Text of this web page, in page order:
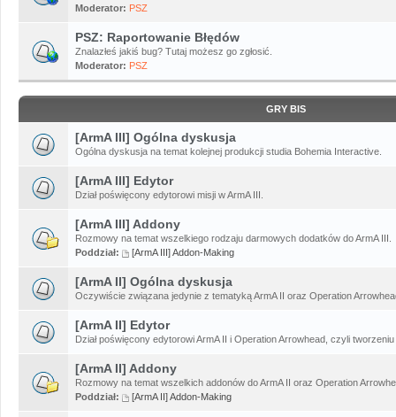
Moderator: PSZ
PSZ: Raportowanie Błędów
Znalazłeś jakiś bug? Tutaj możesz go zgłosić.
Moderator: PSZ
GRY BIS
[ArmA III] Ogólna dyskusja
Ogólna dyskusja na temat kolejnej produkcji studia Bohemia Interactive.
[ArmA III] Edytor
Dział poświęcony edytorowi misji w ArmA III.
[ArmA III] Addony
Rozmowy na temat wszelkiego rodzaju darmowych dodatków do ArmA III.
Poddział:
[ArmA III] Addon-Making
[ArmA II] Ogólna dyskusja
Oczywiście związana jedynie z tematyką ArmA II oraz Operation
[ArmA II] Edytor
Dział poświęcony edytorowi ArmA II i Operation Arrowhead, czyli tworzeniu
[ArmA II] Addony
Rozmowy na temat wszelkich addonów do ArmA II oraz Operation
Poddział:
[ArmA II] Addon-Making